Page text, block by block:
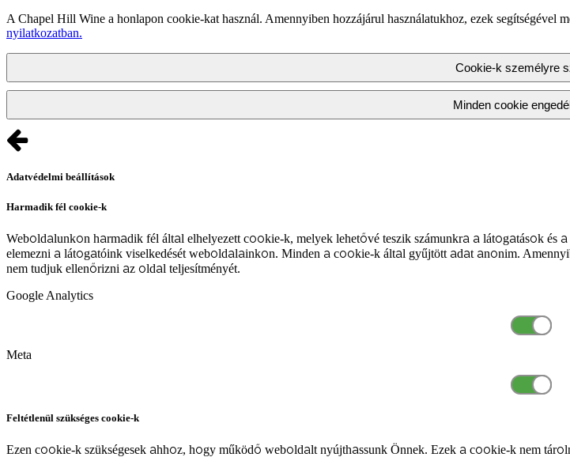
A Chapel Hill Wine a honlapon cookie-kat használ. Amennyiben hozzájárul használatukhoz, ezek segítségével
nyilatkozatban.
Cookie-k személyre
Minden cookie
Adatvédelmi beállítások
Harmadik fél cookie-k
Weboldalunkon harmadik fél által elhelyezett cookie-k, melyek lehetővé teszik számunkra a látogatások és
elemezni a látogatóink viselkedését weboldalainkon. Minden a cookie-k által gyűjtött adat anonim.
nem tudjuk ellenőrizni az oldal teljesítményét.
Google Analytics
Meta
Feltétlenül szükséges cookie-k
Ezen cookie-k szükségesek ahhoz, hogy működő weboldalt nyújthassunk Önnek. Ezek a cookie-k nem